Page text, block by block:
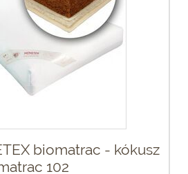
biomatrac - kókusz
102